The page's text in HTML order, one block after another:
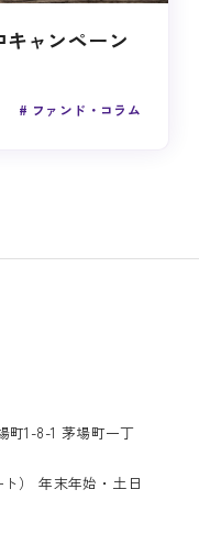
ャンペーン
ファンド・コラム
町1-8-1 茅場町一丁
） 年末年始・土日